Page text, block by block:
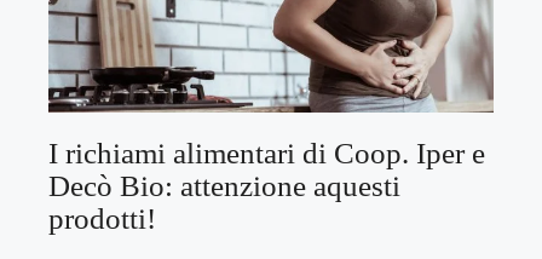
I richiami alimentari di Coop. Iper e
Decò Bio: attenzione aquesti
prodotti!